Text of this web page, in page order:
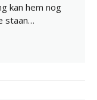
kan hem nog
staan…